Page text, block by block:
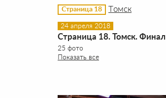
Страница 18 Томск
24 апреля 2018
Страница 18. Томск. Финал
25 фото
Показать все